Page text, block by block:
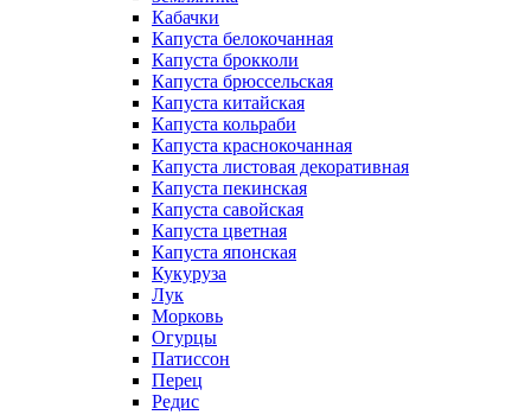
Кабачки
Капуста белокочанная
Капуста брокколи
Капуста брюссельская
Капуста китайская
Капуста кольраби
Капуста краснокочанная
Капуста листовая декоративная
Капуста пекинская
Капуста савойская
Капуста цветная
Капуста японская
Кукуруза
Лук
Морковь
Огурцы
Патиссон
Перец
Редис